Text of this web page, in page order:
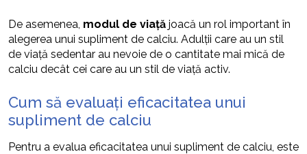
De asemenea, modul de viață joacă un rol important în
alegerea unui supliment de calciu. Adulții care au un stil
de viață sedentar au nevoie de o cantitate mai mică de
calciu decât cei care au un stil de viață activ.
Cum să evaluați eficacitatea unui
supliment de calciu
Pentru a evalua eficacitatea unui supliment de calciu, este